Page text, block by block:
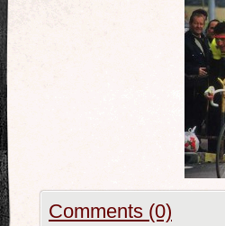
Comments (0)